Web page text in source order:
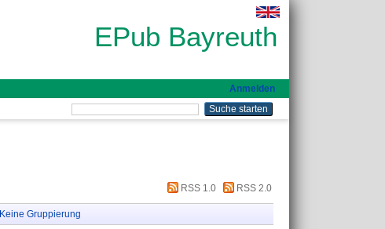
EPub Bayreuth
Anmelden
RSS 1.0 RSS 2.0
Keine Gruppierung